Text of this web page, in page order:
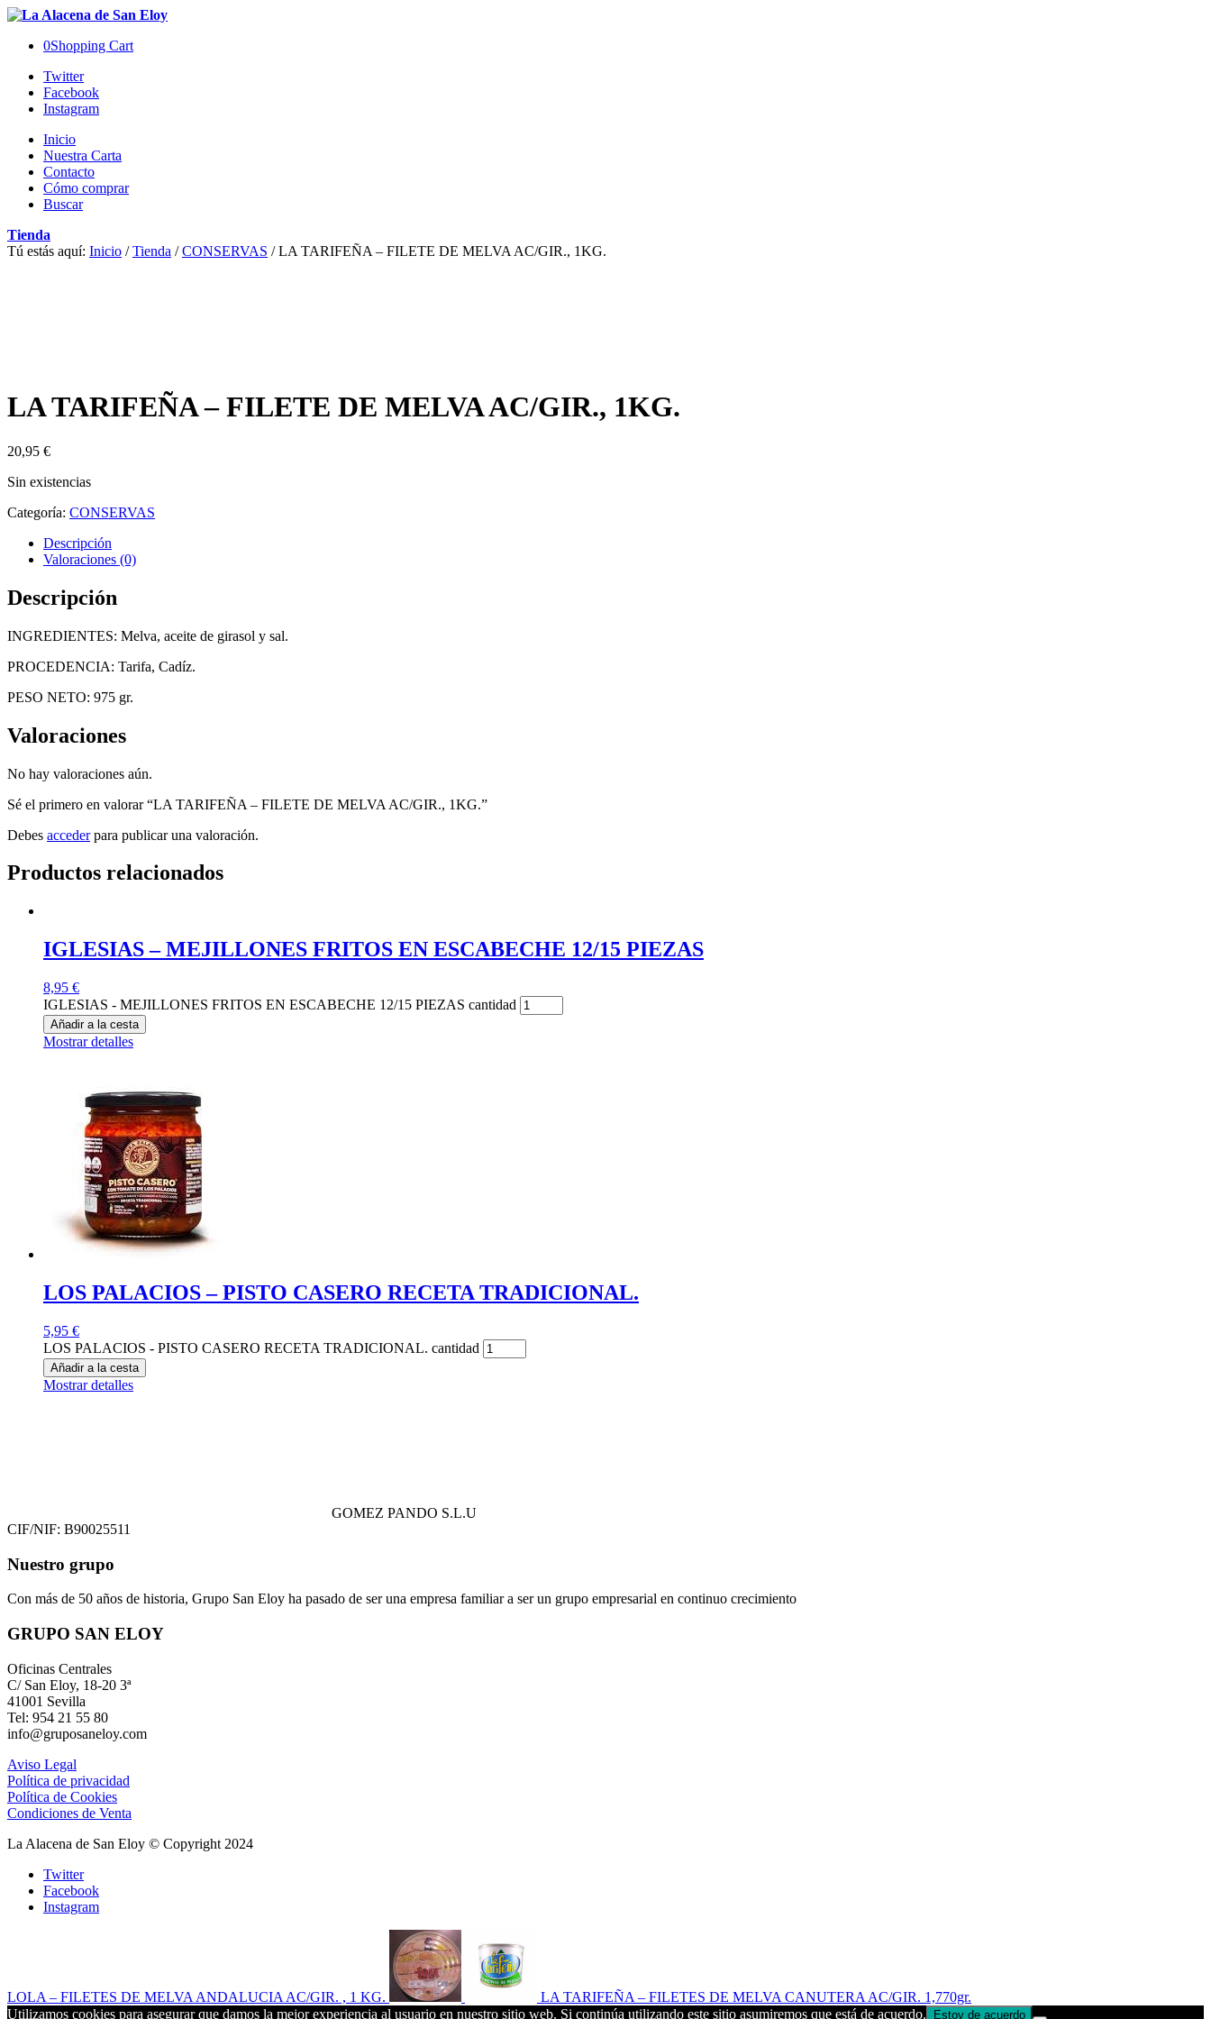
0Shopping Cart
Twitter
Facebook
Instagram
Inicio
Nuestra Carta
Contacto
Cómo comprar
Buscar
Tienda
Tú estás aquí: Inicio / Tienda / CONSERVAS / LA TARIFEÑA – FILETE DE MELVA AC/GIR., 1KG.
LA TARIFEÑA – FILETE DE MELVA AC/GIR., 1KG.
20,95 €
Sin existencias
Categoría: CONSERVAS
Descripción
Valoraciones (0)
Descripción
INGREDIENTES: Melva, aceite de girasol y sal.
PROCEDENCIA: Tarifa, Cadíz.
PESO NETO: 975 gr.
Valoraciones
No hay valoraciones aún.
Sé el primero en valorar “LA TARIFEÑA – FILETE DE MELVA AC/GIR., 1KG.”
Debes accederpara publicar una valoración.
Productos relacionados
IGLESIAS – MEJILLONES FRITOS EN ESCABECHE 12/15 PIEZAS
8,95 €
IGLESIAS - MEJILLONES FRITOS EN ESCABECHE 12/15 PIEZAS cantidad
Añadir a la cesta
Mostrar detalles
LOS PALACIOS – PISTO CASERO RECETA TRADICIONAL.
5,95 €
LOS PALACIOS - PISTO CASERO RECETA TRADICIONAL. cantidad
Añadir a la cesta
Mostrar detalles
GOMEZ PANDO S.L.U
CIF/NIF: B90025511
Nuestro grupo
Con más de 50 años de historia, Grupo San Eloy ha pasado de ser una empresa familiar a ser un grupo empresarial en continuo crecimiento
GRUPO SAN ELOY
Oficinas Centrales
C/ San Eloy, 18-20 3ª
41001 Sevilla
Tel: 954 21 55 80
info@gruposaneloy.com
Aviso Legal
Política de privacidad
Política de Cookies
Condiciones de Venta
La Alacena de San Eloy © Copyright 2024
Twitter
Facebook
Instagram
LOLA – FILETES DE MELVA ANDALUCIA AC/GIR. , 1 KG.
LA TARIFEÑA – FILETES DE MELVA CANUTERA AC/GIR. 1,770gr.
Utilizamos cookies para asegurar que damos la mejor experiencia al usuario en nuestro sitio web. Si continúa utilizando este sitio asumiremos que está de acuerdo.
Estoy de acuerdo